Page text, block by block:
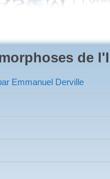
de
Emmanuel Derville